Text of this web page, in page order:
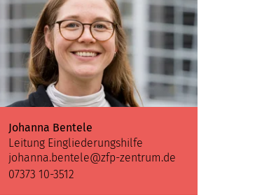
Johanna Bentele
Leitung Eingliederungshilfe
johanna.bentele@zfp-zentrum.de
07373 10-3512